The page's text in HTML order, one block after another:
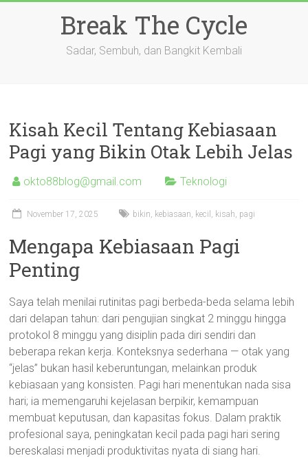
Break The Cycle
Sadar, Sembuh, dan Bangkit Kembali
Kisah Kecil Tentang Kebiasaan
Pagi yang Bikin Otak Lebih Jelas
okto88blog@gmail.com Teknologi
November 17, 2025 bikin, kebiasaan, kecil , kisah, pagi
Mengapa Kebiasaan Pagi
Penting
Saya telah menilai rutinitas pagi berbeda-beda selama lebih
dari delapan tahun: dari pengujian singkat 2 minggu hingga
protokol 8 minggu yang disiplin pada diri sendiri dan
beberapa rekan kerja. Konteksnya sederhana — otak yang
“jelas” bukan hasil keberuntungan, melainkan produk
kebiasaan yang konsisten. Pagi hari menentukan nada sisa
hari; ia memengaruhi kejelasan berpikir, kemampuan
membuat keputusan, dan kapasitas fokus. Dalam praktik
profesional saya, peningkatan kecil pada pagi hari sering
bereskalasi menjadi produktivitas nyata di siang hari.